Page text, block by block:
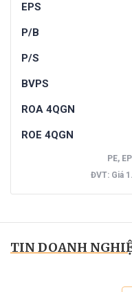
EPS
P/B
P/S
BVPS
ROA 4QGN
ROE 4QGN
PE,
ĐVT: Giá
TIN DOANH